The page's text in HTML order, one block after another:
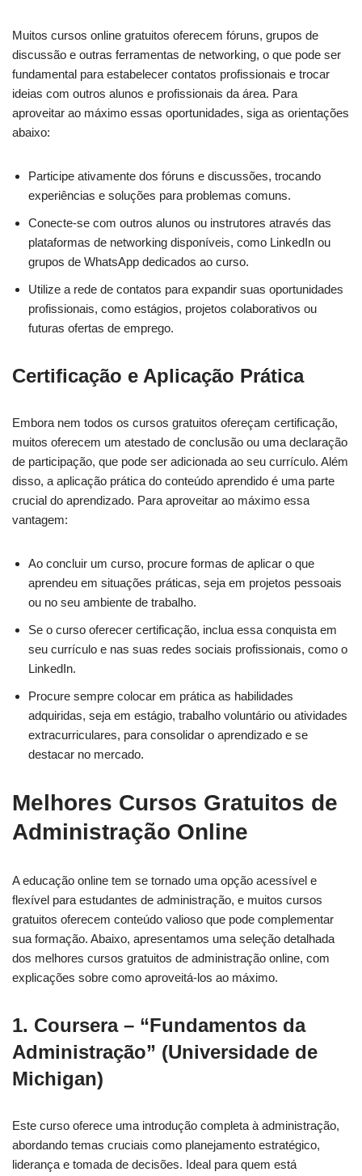
Muitos cursos online gratuitos oferecem fóruns, grupos de
discussão e outras ferramentas de networking, o que pode ser
fundamental para estabelecer contatos profissionais e trocar
ideias com outros alunos e profissionais da área. Para
aproveitar ao máximo essas oportunidades, siga as orientações
abaixo:
Participe ativamente dos fóruns e discussões, trocando
experiências e soluções para problemas comuns.
Conecte-se com outros alunos ou instrutores através das
plataformas de networking disponíveis, como LinkedIn ou
grupos de WhatsApp dedicados ao curso.
Utilize a rede de contatos para expandir suas oportunidades
profissionais, como estágios, projetos colaborativos ou
futuras ofertas de emprego.
Certificação e Aplicação Prática
Embora nem todos os cursos gratuitos ofereçam certificação,
muitos oferecem um atestado de conclusão ou uma declaração
de participação, que pode ser adicionada ao seu currículo. Além
disso, a aplicação prática do conteúdo aprendido é uma parte
crucial do aprendizado. Para aproveitar ao máximo essa
vantagem:
Ao concluir um curso, procure formas de aplicar o que
aprendeu em situações práticas, seja em projetos pessoais
ou no seu ambiente de trabalho.
Se o curso oferecer certificação, inclua essa conquista em
seu currículo e nas suas redes sociais profissionais, como o
LinkedIn.
Procure sempre colocar em prática as habilidades
adquiridas, seja em estágio, trabalho voluntário ou atividades
extracurriculares, para consolidar o aprendizado e se
destacar no mercado.
Melhores Cursos Gratuitos de
Administração Online
A educação online tem se tornado uma opção acessível e
flexível para estudantes de administração, e muitos cursos
gratuitos oferecem conteúdo valioso que pode complementar
sua formação. Abaixo, apresentamos uma seleção detalhada
dos melhores cursos gratuitos de administração online, com
explicações sobre como aproveitá-los ao máximo.
1. Coursera – “Fundamentos da
Administração” (Universidade de
Michigan)
Este curso oferece uma introdução completa à administração,
abordando temas cruciais como planejamento estratégico,
liderança e tomada de decisões. Ideal para quem está